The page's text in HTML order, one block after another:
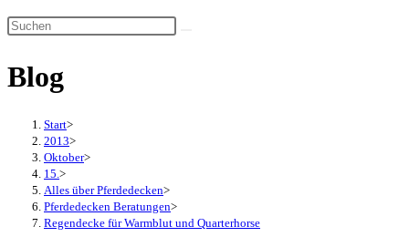
Diese
durchsuchen
Blog
Start>
2013>
Oktober>
15. >
Alles über Pferdedecken>
Pferdedecken Beratungen>
Regendecke für Warmblut und Quarterhorse